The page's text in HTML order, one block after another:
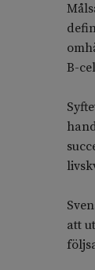
B-
att